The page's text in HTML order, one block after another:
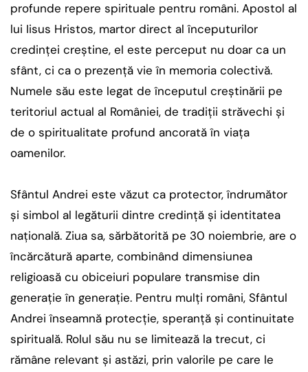
profunde repere spirituale pentru români. Apostol al
lui Iisus Hristos, martor direct al începuturilor
credinței creștine, el este perceput nu doar ca un
sfânt, ci ca o prezență vie în memoria colectivă.
Numele său este legat de începutul creștinării pe
teritoriul actual al României, de tradiții străvechi și
de o spiritualitate profund ancorată în viața
oamenilor.
Sfântul Andrei este văzut ca protector, îndrumător
și simbol al legăturii dintre credință și identitatea
națională. Ziua sa, sărbătorită pe 30 noiembrie, are o
încărcătură aparte, combinând dimensiunea
religioasă cu obiceiuri populare transmise din
generație în generație. Pentru mulți români, Sfântul
Andrei înseamnă protecție, speranță și continuitate
spirituală. Rolul său nu se limitează la trecut, ci
rămâne relevant și astăzi, prin valorile pe care le